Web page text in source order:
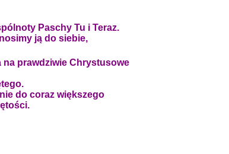
Paschy Tu i Teraz.
ją do siebie,
na prawdziwie Chrystusowe
do coraz większego